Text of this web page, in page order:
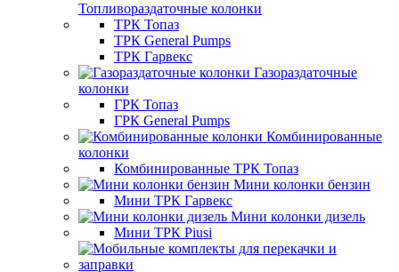
Топливораздаточные колонки
ТРК Топаз
ТРК General Pumps
ТРК Гарвекс
Газораздаточные
колонки
ГРК Топаз
ГРК General Pumps
Комбинированные
колонки
Комбинированные ТРК Топаз
Мини колонки бензин
Мини ТРК Гарвекс
Мини колонки дизель
Мини ТРК Piusi